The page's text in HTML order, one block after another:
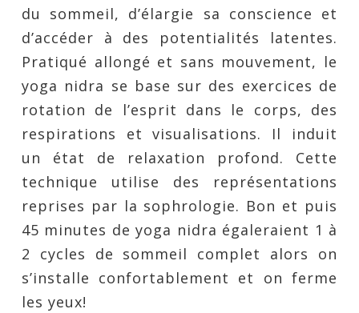
du sommeil, d’élargie sa conscience et
d’accéder à des potentialités latentes.
Pratiqué allongé et sans mouvement, le
yoga nidra se base sur des exercices de
rotation de l’esprit dans le corps, des
respirations et visualisations. Il induit
un état de relaxation profond. Cette
technique utilise des représentations
reprises par la sophrologie. Bon et puis
45 minutes de yoga nidra égaleraient 1 à
2 cycles de sommeil complet alors on
s’installe confortablement et on ferme
les yeux!